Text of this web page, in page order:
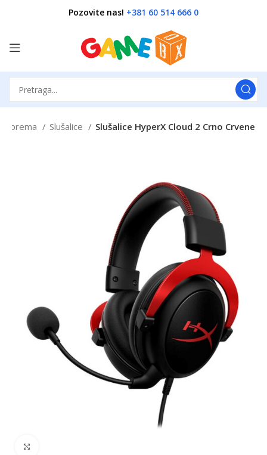
Pozovite nas! +381 60 514 666 0
oprema Slušalice Slušalice HyperX Cloud 2 Crno Crvene